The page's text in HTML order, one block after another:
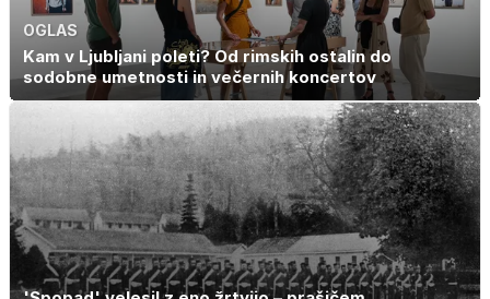
OGLAS
Kam v Ljubljani poleti? Od rimskih ostalin do
sodobne umetnosti in večernih koncertov